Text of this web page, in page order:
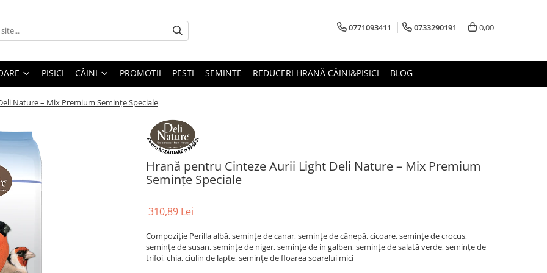
0771093411 0733290191 0,00
PISICI CÂINI PROMOTII PESTI SEMINTE REDUCERI HRANĂ CÂINI&PISICI BLOG
Nature – Mix Premium Semințe Speciale
Hrană pentru Cinteze Aurii Light Deli Nature – Mix Premium
Semințe Speciale
310,89 Lei
Compoziţie Perilla albă, semințe de canar, semințe de cânepă, cicoare, semințe de crocus,
semințe de susan, semințe de niger, semințe de in galben, semințe de salată verde, semințe de
trifoi, chia, ciulin de lapte, semințe de floarea soarelui mici